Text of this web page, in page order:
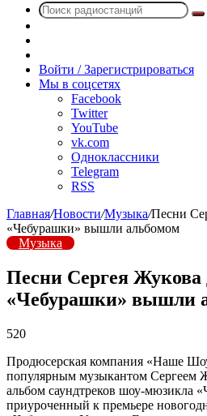
радио
Войти / Зарегистрироваться
Мы в соцсетях
Facebook
Twitter
YouTube
vk.com
Одноклассники
Telegram
RSS
Главная/Новости/Музыка/Песни
«Чебурашки» вышли альбомом
Музыка
Песни Сергея Жукова
«Чебурашки» вышли
520
Продюсерская компания «Наше
популярным музыкантом Сергеем
альбом саундтреков шоу-мюзикла
приуроченный к премьере